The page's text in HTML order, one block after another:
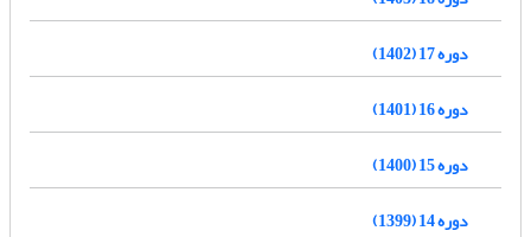
دوره 17 (1402)
دوره 16 (1401)
دوره 15 (1400)
دوره 14 (1399)